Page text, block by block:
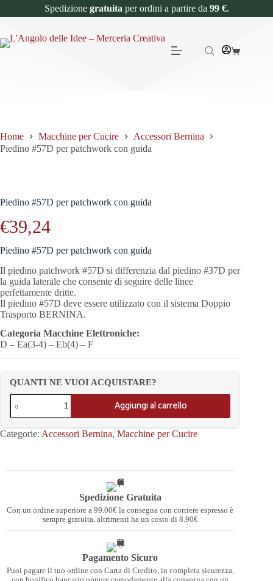
Spedizione gratuita per ordini a partire da 99 €.
Home Macchine per Cucire
Accessori Bernina
Piedino #57D per patchwork con guida
Piedino #57D per patchwork con guida
€39,24
Piedino #57D per patchwork con guida
Il piedino patchwork #57D si differenzia dal piedino #37D per
la guida laterale che consente di seguire delle linee
perfettamente dritte.
Il piedino #57D deve essere utilizzato con il sistema Doppio
Trasporto BERNINA.
Categoria Macchine Elettroniche:
D – Ea(3-4) – Eb(4) – F
QUANTI NE VUOI ACQUISTARE?
Aggiungi al carrello
Categorie: Accessori Bernina, Macchine per Cucire
Spedizione Gratuita
Con un ordine superiore a 99.00€ la consegna con corriere espresso è
sempre gratuita, altrimenti ha un costo di 8.90€
Pagamento Sicuro
Puoi pagare il tuo ordine con Carta di Credito, in completa sicurezza,